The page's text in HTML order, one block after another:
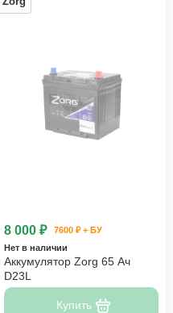
8 000 ₽
7600 ₽ + БУ
Нет в наличии
Аккумулятор Zorg 65 Ач
D23L
Купить